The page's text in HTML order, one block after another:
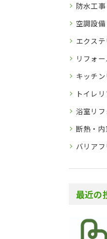
防水工事
空調設備
エクス
リフォー
キッチ
トイレ
浴室リフ
断熱・
バリア
最近の